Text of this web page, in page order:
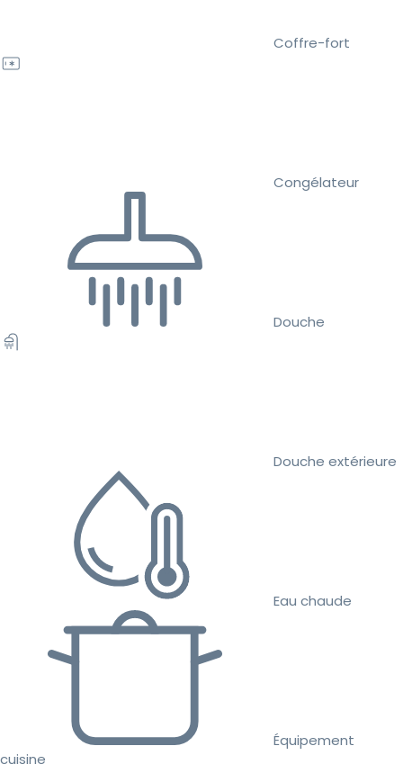
Coffre-fort
Congélateur
Douche
Douche extérieure
Eau chaude
Équipement
cuisine